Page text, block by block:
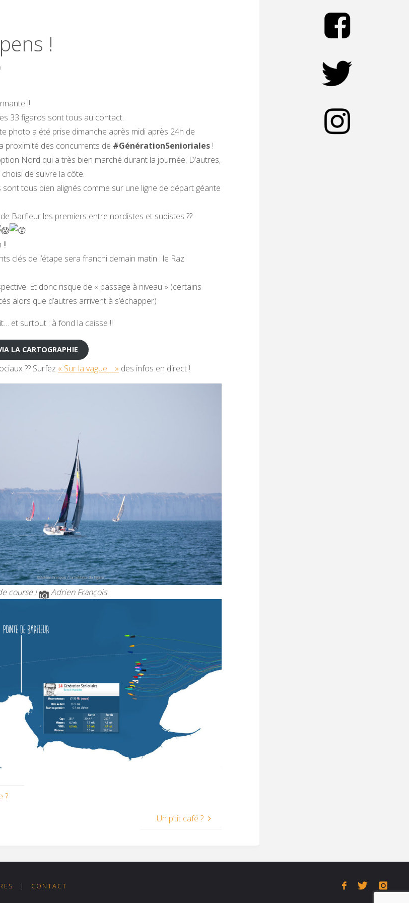
!
!!
33 figaros sont tous au contact.
photo a été prise dimanche après midi après 24h de
proximité des concurrents de #GénérationSenioriales!
Nord qui a très bien marché durant la journée. D’autres,
de suivre la côte.
sont tous bien alignés comme sur une ligne de départ géante
Barfleur les premiers entre nordistes et sudistes ??
clés de l’étape sera franchi demain matin : le Raz
Et donc risque de « passage à niveau » (certains
alors que d’autres arrivent à s’échapper)
et surtout : à fond la caisse !!
LA CARTOGRAPHIE
?? Surfez « Sur la vague… » des infos en direct !
course ! Adrien François
?
Un p’tit café ?
| CONTACT